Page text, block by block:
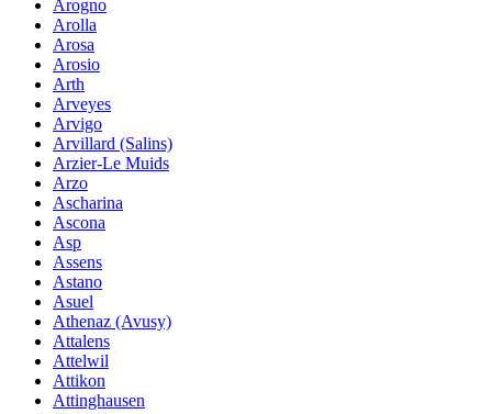
Arogno
Arolla
Arosa
Arosio
Arth
Arveyes
Arvigo
Arvillard (Salins)
Arzier-Le Muids
Arzo
Ascharina
Ascona
Asp
Assens
Astano
Asuel
Athenaz (Avusy)
Attalens
Attelwil
Attikon
Attinghausen